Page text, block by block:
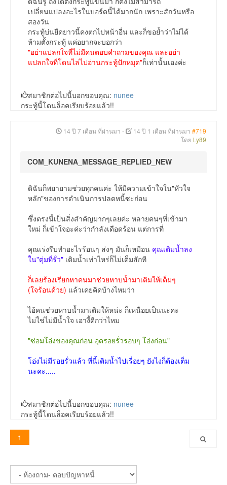
เปลี่ยนแปลงอะไรในบอร์ดนี้ได้มากนัก เพราะสักวันหรือ
สองวัน
กระทู้บ่นยืดยาวนี้คงตกไปหน้าอื่น และก็ขอย้ำว่าไม่ได้
ห้ามตั้งกระทู้ แค่อยากจะบอกว่า
"อย่าแปลกใจที่ไม่มีคนตอบคำถามของคุณ และอย่า
แปลกใจที่โดนไล่ไปอ่านกระทู้ปักหมุด"ก็เท่านั้นเองค่ะ
สมาชิกต่อไปนี้บอกขอบคุณ: nunee
กระทู้นี้โดนล็อคเรียบร้อยแล้ว!!
14 ปี 7 เดือน ที่ผ่านมา - 14 ปี 1 เดือน ที่ผ่านมา #719
โดย Ly89
COM_KUNENA_MESSAGE_REPLIED_NEW
ดิฉันก็พยายามช่วยทุกคนค่ะ ให้มีความเข้าใจใน"หัวใจ
หลัก"ของการดำเนินการปลดหนี้ซะก่อน
ซึ่งตรงนี้เป็นสิ่งสำคัญมากๆเลยค่ะ หลายคนๆที่เข้ามา
ใหม่ ก็เข้าใจอะค่ะว่ากำลังเดือดร้อน แต่การที่
คุณเร่งรีบทำอะไรร้อนๆ ส่งๆ มันก็เหมือน คุณเติมน้ำลง
ใน"ตุ่มที่รั่ว" เติมน้ำเท่าไหร่ก็ไม่เต็มสักที
ก็เลยร้องเรียกหาคนมาช่วยหาบน้ำมาเติมให้เต็มๆ
(ใจร้อนด้วย) แล้วเคยคิดบ้างไหมว่า
ไอ้คนช่วยหาบน้ำมาเติมให้หน่ะ ก็เหนื่อยเป็นนะคะ
ไม่ใช่ไม่มีน้ำใจ เอางี้ดีกว่าไหม
"ซ่อมโอ่งของคุณก่อน อุดรอยรั่วรอบๆ โอ่งก่อน"
โอ่งไม่มีรอยรั่วแล้ว ที่นี้เติมน้ำไปเรื่อยๆ ยังไงก็ต้องเต็ม
นะคะ.....
สมาชิกต่อไปนี้บอกขอบคุณ: nunee
กระทู้นี้โดนล็อคเรียบร้อยแล้ว!!
1